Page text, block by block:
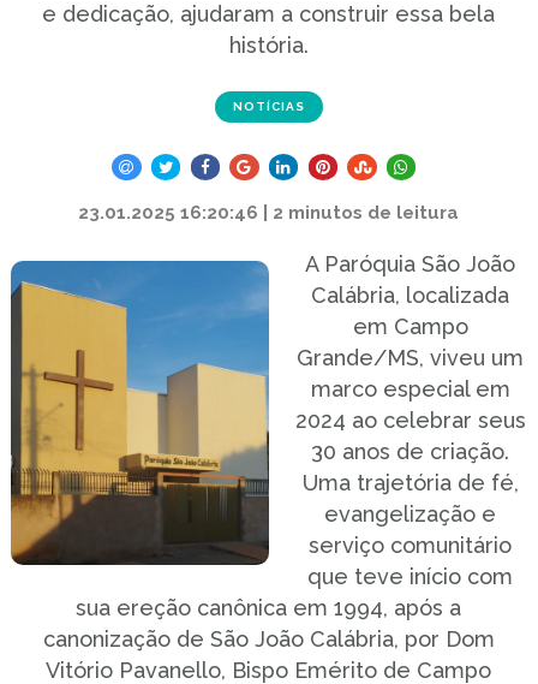
e dedicação, ajudaram a construir essa bela
história.
NOTÍCIAS
23.01.2025 16:20:46 | 2 minutos de leitura
A Paróquia São João
Calábria, localizada
em Campo
Grande/MS, viveu um
marco especial em
2024 ao celebrar seus
30 anos de criação.
Uma trajetória de fé,
evangelização e
serviço comunitário
que teve início com
sua ereção canônica em 1994, após a
canonização de São João Calábria, por Dom
Vitório Pavanello, Bispo Emérito de Campo